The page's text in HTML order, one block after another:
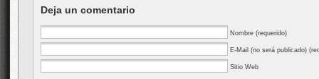
Deja un comentario
Nombre (requerido)
E-Mail (no será publicado)
Sitio Web